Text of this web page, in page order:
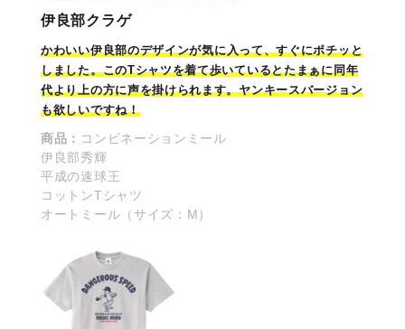
伊良部クラゲ
かわいい伊良部のデザインが気に入って、すぐにポチッと
しました。このTシャツを着て歩いているとたまぁに同年
代より上の方に声を掛けられます。ヤンキースバージョン
も欲しいですね！
商品： コンビネーションミール
伊良部秀輝
平成の速球王
コットンTシャツ
オートミール（サイズ：M）